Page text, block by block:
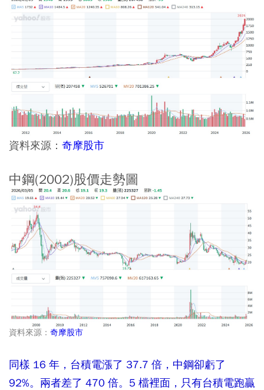
資料來源： 奇摩股市
中鋼(2002)股價走勢圖
資料來源： 奇摩股市
同樣 16 年，台積電漲了 37.7 倍，中鋼卻虧了
92%。兩者差了 470 倍。5 檔裡面，只有台積電跑贏